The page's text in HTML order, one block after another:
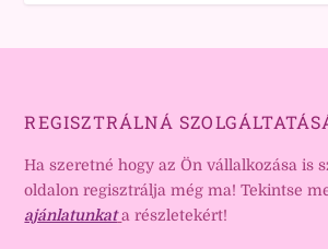
REGISZTRÁLNÁ
Ha szeretné hogy az Ön vállalkozása is
oldalon regisztrálja még ma! Tekintse
ajánlatunkat a részletekért!